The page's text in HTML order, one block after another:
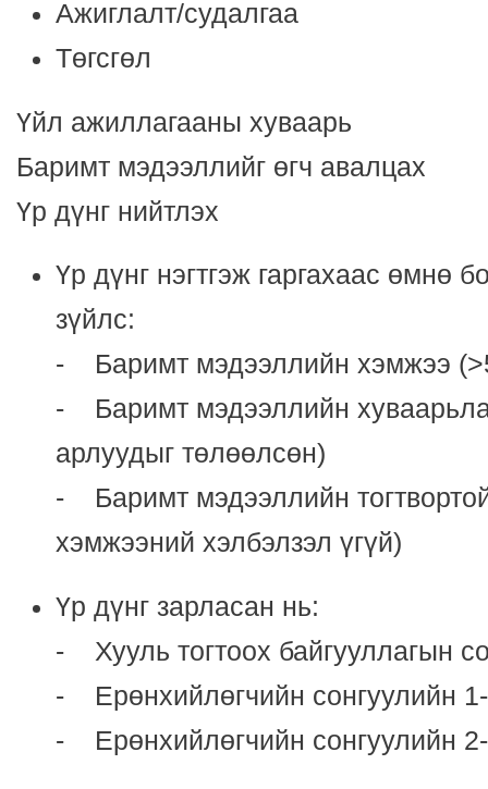
Ажиглалт/судалгаа
Төгсгөл
Үйл ажиллагааны хуваарь
Баримт мэдээллийг өгч авалцах
Үр дүнг нийтлэх
Үр дүнг нэгтгэж гаргахаас өмнө
зүйлс:
- Баримт мэдээллийн хэмжээ
- Баримт мэдээллийн
арлуудыг төлөөлсөн)
- Баримт мэдээллийн
хэмжээний хэлбэлзэл үгүй)
Үр дүнг зарласан нь:
- Хууль тогтоох байгууллагын
- Ерөнхийлөгчийн сонгуулийн
- Ерөнхийлөгчийн сонгуулийн